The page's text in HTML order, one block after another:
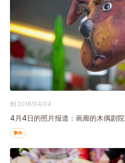
到 2018/04/04
4月4日的照片报道：画廊的木偶剧院
事件